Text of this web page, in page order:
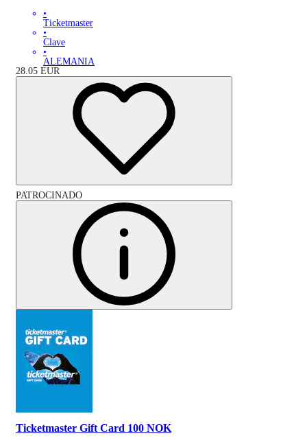
•
Ticketmaster
•
Clave
•
ALEMANIA
28.05 EUR
PATROCINADO
Ticketmaster Gift Card 100 NOK